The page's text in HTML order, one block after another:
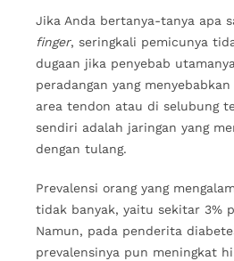
Jika Anda bertanya-tanya apa
finger, seringkali pemicunya
dugaan jika penyebab
peradangan yang
area tendon atau di selubung
sendiri adalah jaringan yang
dengan tulang.
Prevalensi orang yang
tidak banyak, yaitu sekitar 3%
Namun, pada penderita
prevalensinya pun meningkat